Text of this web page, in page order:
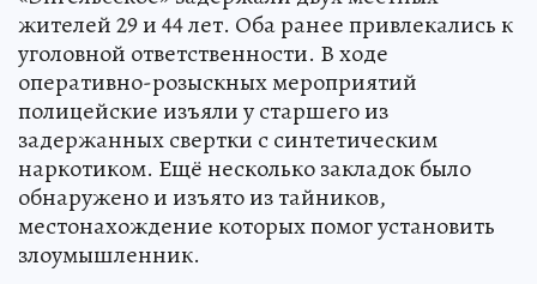
жителей 29 и 44 лет. Оба ранее привлекались к
уголовной ответственности. В ходе
оперативно-розыскных мероприятий
полицейские изъяли у старшего из
задержанных свертки с синтетическим
наркотиком. Ещё несколько закладок было
обнаружено и изъято из тайников,
местонахождение которых помог установить
злоумышленник.